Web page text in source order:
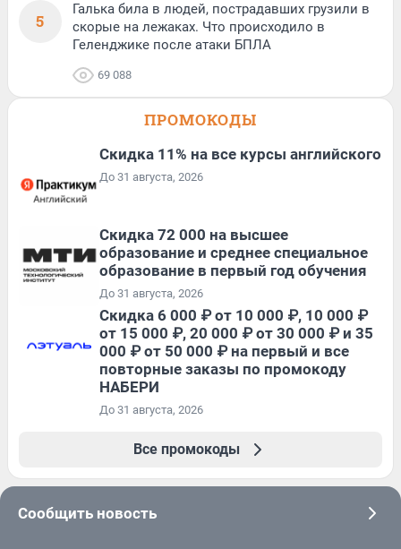
5
Галька била в людей, пострадавших грузили в
скорые на лежаках. Что происходило в
Геленджике после атаки БПЛА
69 088
ПРОМОКОДЫ
Скидка 11% на все курсы английского
До 31 августа, 2026
Скидка 72 000 на высшее
образование и среднее специальное
образование в первый год обучения
До 31 августа, 2026
Скидка 6 000 ₽ от 10 000 ₽, 10 000 ₽
от 15 000 ₽, 20 000 ₽ от 30 000 ₽ и 35
000 ₽ от 50 000 ₽ на первый и все
повторные заказы по промокоду
НАБЕРИ
До 31 августа, 2026
Все промокоды
Сообщить новость